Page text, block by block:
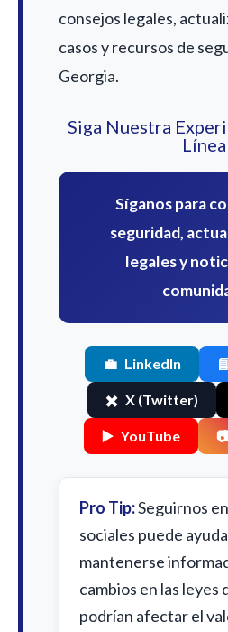
consejos legales,
casos y recursos de
Georgia.
Siga Nuestra
Línea
Síganos para
seguridad,
legales y
💼 LinkedIn
✖️ X (Twitter)
▶️ YouTube
Pro Tip:Seguirnos
sociales puede
mantenerse
cambios en las leyes
podrían afectar el